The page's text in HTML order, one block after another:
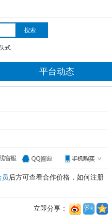
搜索
式
平台动态
员后方可查看合作价格，如何注册
立即分享：